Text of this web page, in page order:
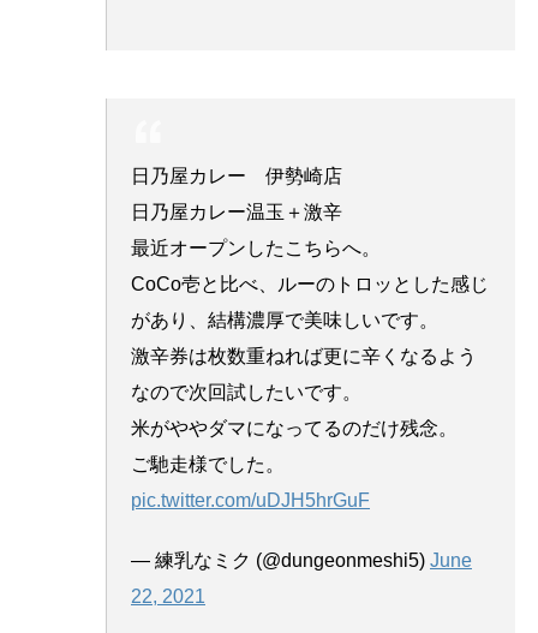
日乃屋カレー 伊勢崎店
日乃屋カレー温玉＋激辛
最近オープンしたこちらへ。
CoCo壱と比べ、ルーのトロッとした感じ
があり、結構濃厚で美味しいです。
激辛券は枚数重ねれば更に辛くなるよう
なので次回試したいです。
米がややダマになってるのだけ残念。
ご馳走様でした。
pic.twitter.com/uDJH5hrGuF
— 練乳なミク (@dungeonmeshi5) June
22, 2021